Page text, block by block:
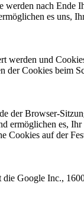
nach Ende
es uns,
werden und
der Cookies beim
der Browser-
ermöglichen es,
Cookies auf der
die Google Inc.,